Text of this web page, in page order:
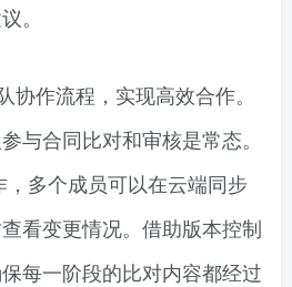
。
协作流程，实现高效合作。
与合同比对和审核是常态。
多个成员可以在云端同步
看变更情况。借助版本控制
每一阶段的比对内容都经过